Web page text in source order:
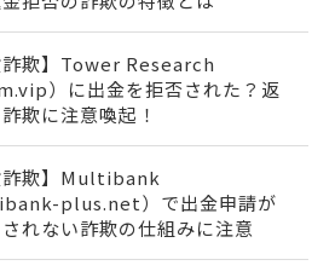
詐欺】Tower Research
）に出金を拒否された？返
欺に注意喚起！
詐欺】Multibank
plus.net）で出金申請が
れない詐欺の仕組みに注意